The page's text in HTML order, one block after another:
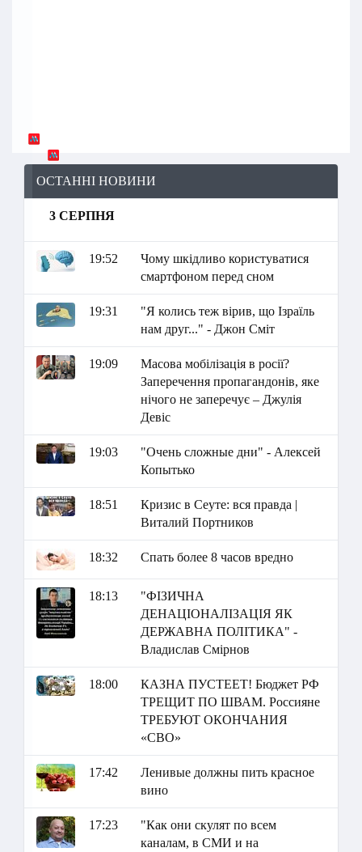
ОСТАННІ НОВИНИ
3 СЕРПНЯ
19:52
Чому шкідливо користуватися
смартфоном перед сном
19:31
"Я колись теж вірив, що Ізраїль
нам друг..." - Джон Сміт
19:09
Масова мобілізація в росії?
Заперечення пропагандонів, яке
нічого не заперечує – Джулія
Девіс
19:03
"Очень сложные дни" - Алексей
Копытько
18:51
Кризис в Сеуте: вся правда |
Виталий Портников
18:32 Спать более 8 часов вредно
18:13
"ФІЗИЧНА
ДЕНАЦІОНАЛІЗАЦІЯ ЯК
ДЕРЖАВНА ПОЛІТИКА" -
Владислав Смірнов
18:00
КАЗНА ПУСТЕЕТ! Бюджет РФ
ТРЕЩИТ ПО ШВАМ. Россияне
ТРЕБУЮТ ОКОНЧАНИЯ
«СВО»
17:42
Ленивые должны пить красное
вино
17:23
"Как они скулят по всем
каналам, в СМИ и на